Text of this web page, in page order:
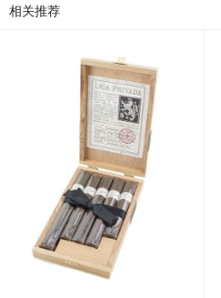
相关推荐